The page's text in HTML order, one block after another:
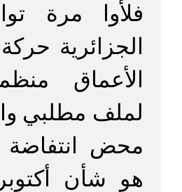
فلأوا مرة
الجزائرية
الأعماق
لملف مطلبي
محض انتفاضة